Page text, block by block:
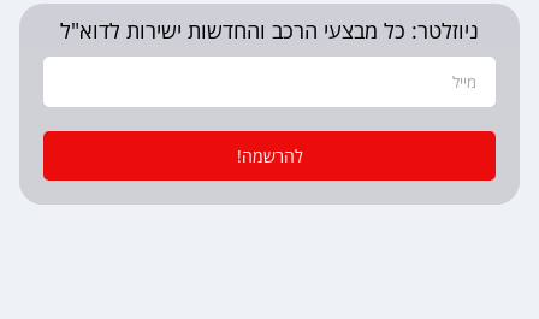
ניוזלטר: כל מבצעי הרכב והחדשות ישירות לדוא"ל
להרשמה!